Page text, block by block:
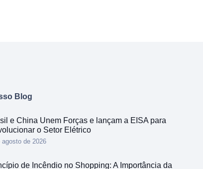
Blog
e China Unem Forças e lançam a EISA para
o Setor Elétrico
agosto de 2026
de Incêndio no Shopping: A Importância da